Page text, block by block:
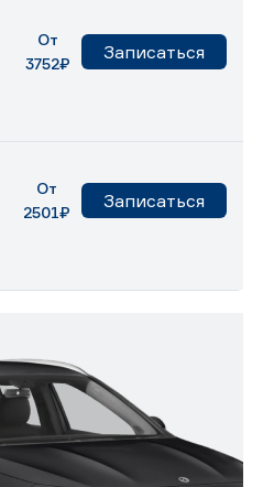
От
3752₽
Записаться
От
2501₽
Записаться